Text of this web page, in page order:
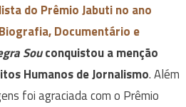
do Prêmio Jabuti no ano
Documentário e
Souconquistou a menção
Humanos de Jornalismo. Além
foi agraciada com o Prêmio